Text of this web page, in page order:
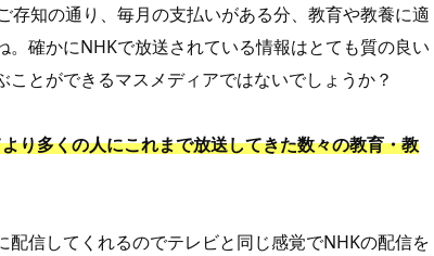
存知の通り、毎月の支払いがある分、教育や教養に適
確かにNHKで放送されている情報はとても質の良い
とができるマスメディアではないでしょうか？
り多くの人にこれまで放送してきた数々の教育・教
信してくれるのでテレビと同じ感覚でNHKの配信を